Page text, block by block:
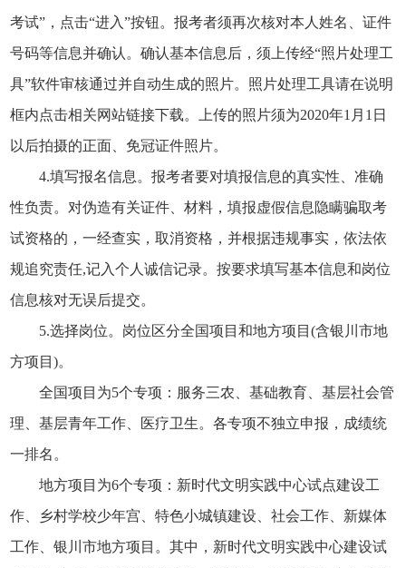
考试”，点击“进入”按钮。报考者须再次核对本人姓名、证件
号码等信息并确认。确认基本信息后，须上传经“照片处理工
具”软件审核通过并自动生成的照片。照片处理工具请在说明
框内点击相关网站链接下载。上传的照片须为2020年1月1日
以后拍摄的正面、免冠证件照片。
4.填写报名信息。报考者要对填报信息的真实性、准确
性负责。对伪造有关证件、材料，填报虚假信息隐瞒骗取考
试资格的，一经查实，取消资格，并根据违规事实，依法依
规追究责任,记入个人诚信记录。按要求填写基本信息和岗位
信息核对无误后提交。
5.选择岗位。岗位区分全国项目和地方项目(含银川市地
方项目)。
全国项目为5个专项：服务三农、基础教育、基层社会管
理、基层青年工作、医疗卫生。各专项不独立申报，成绩统
一排名。
地方项目为6个专项：新时代文明实践中心试点建设工
作、乡村学校少年宫、特色小城镇建设、社会工作、新媒体
工作、银川市地方项目。其中，新时代文明实践中心建设试